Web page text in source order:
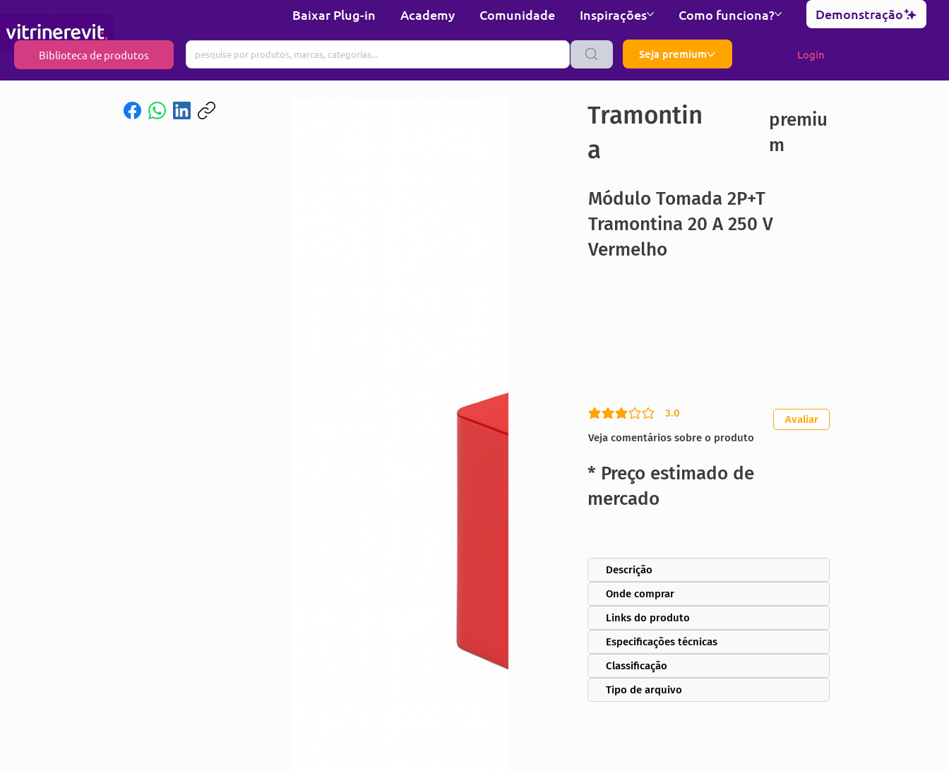
Baixar Plug-in Academy Comunidade Inspirações Como funciona? Demonstração
Biblioteca de produtos Seja premium Login
Tramontin
a
premiu
m
Módulo Tomada 2P+T
Tramontina 20 A 250 V
Vermelho
3.0
classificação média é 3 de 5
Veja comentários sobre o produto
Avaliar
* Preço estimado de
mercado
Descrição
Onde comprar
Links do produto
Especificações técnicas
Classificação
Tipo de arquivo